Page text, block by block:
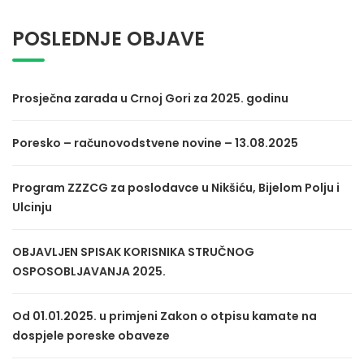
POSLEDNJE OBJAVE
Prosječna zarada u Crnoj Gori za 2025. godinu
Poresko – računovodstvene novine – 13.08.2025
Program ZZZCG za poslodavce u Nikšiću, Bijelom Polju i
Ulcinju
OBJAVLJEN SPISAK KORISNIKA STRUČNOG
OSPOSOBLJAVANJA 2025.
Od 01.01.2025. u primjeni Zakon o otpisu kamate na
dospjele poreske obaveze